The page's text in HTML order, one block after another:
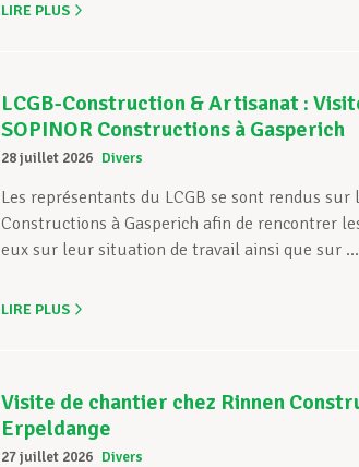
LIRE PLUS
LCGB-Construction & Artisanat :
SOPINOR Constructions à Gasperich
28 juillet 2026 Divers
Les représentants du LCGB se sont rendus sur
Constructions à Gasperich afin de rencontrer
eux sur leur situation de travail ainsi que sur ...
LIRE PLUS
Visite de chantier chez Rinnen
Erpeldange
27 juillet 2026 Divers